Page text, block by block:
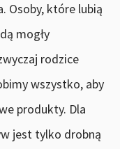
Osoby, które lubią
mogły
rodzice
wszystko, aby
produkty. Dla
jest tylko drobną